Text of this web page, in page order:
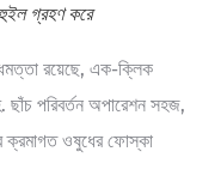
গ্রহণ করে
রয়েছে, এক-ক্লিক
ছাঁচ পরিবর্তন অপারেশন সহজ,
ক্রমাগত ওষুধের ফোস্কা